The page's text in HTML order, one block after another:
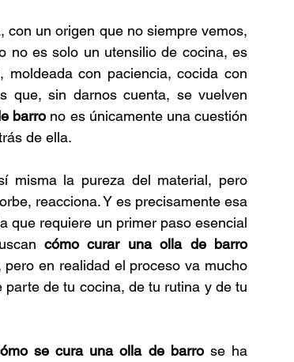
con un origen que no siempre vemos,
no es solo un utensilio de cocina, es
con paciencia, cocida con
que, sin darnos cuenta, se vuelven
barro no es únicamente una cuestión
de ella.
misma la pureza del material, pero
reacciona. Y es precisamente esa
que requiere un primer paso esencial
cómo curar una olla de barro
en realidad el proceso va mucho
de tu cocina, de tu rutina y de tu
se cura una olla de barro se ha